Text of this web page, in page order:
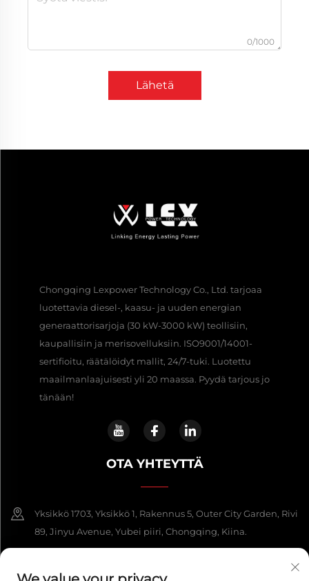
0/1000
Lähetä
Chongqing Lexpower Technology Co., Ltd. tarjoaa
luotettavia diesel-, kaasu- ja uuden energian
generaattorisarjoja (30 kW-3000 kW) teollisiin,
kaupallisiin ja merisovelluksiin. ISO9001/14001-
sertifioitu, räätälöidyt mallit, 24/7-tuki. Luotettu
maailmanlaajuisesti yli 20 maassa. Pyydä tarjous jo
tänään!
OTA YHTEYTTÄ
Yksikkö 1703, Yksikkö 1, Rakennus 5, Outer City Garden, Rivi
89, Jinyu Avenue, Yubei piiri, Chongqing, Kiina.